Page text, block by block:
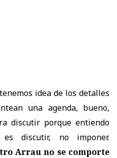
idea de los detalles
una agenda, bueno,
discutir porque entiendo
discutir, no imponer.
Arrau no se comporte